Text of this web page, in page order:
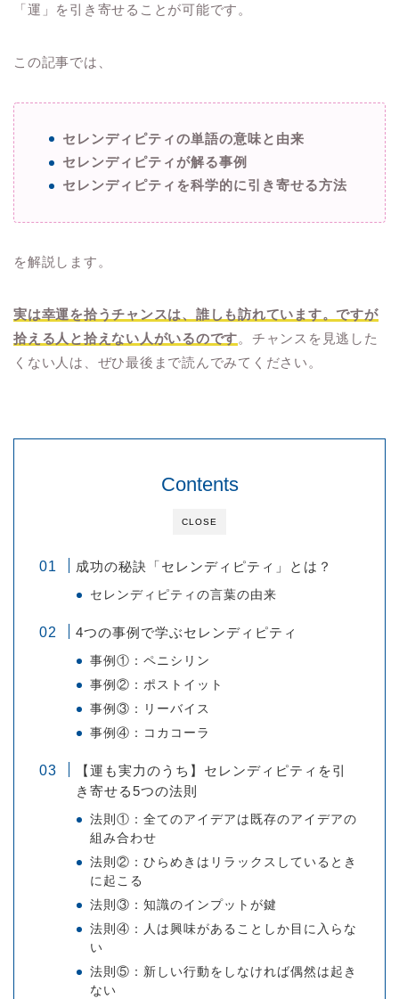
「運」を引き寄せることが可能です。
この記事では、
セレンディピティの単語の意味と由来
セレンディピティが解る事例
セレンディピティを科学的に引き寄せる方法
を解説します。
実は幸運を拾うチャンスは、誰しも訪れています。ですが
拾える人と拾えない人がいるのです。チャンスを見逃した
くない人は、ぜひ最後まで読んでみてください。
CLOSE
Contents
成功の秘訣「セレンディピティ」とは？
セレンディピティの言葉の由来
4つの事例で学ぶセレンディピティ
事例①：ペニシリン
事例②：ポストイット
事例③：リーバイス
事例④：コカコーラ
【運も実力のうち】セレンディピティを引
き寄せる5つの法則
法則①：全てのアイデアは既存のアイデアの
組み合わせ
法則②：ひらめきはリラックスしているとき
に起こる
法則③：知識のインプットが鍵
法則④：人は興味があることしか目に入らな
い
法則⑤：新しい行動をしなければ偶然は起き
ない